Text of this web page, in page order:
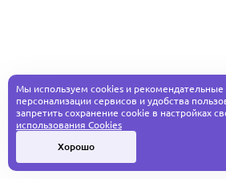
Мы используем cookies и рекомендательные
персонализации сервисов и удобства
запретить сохранение cookie в настройках
использования Cookies
Хорошо